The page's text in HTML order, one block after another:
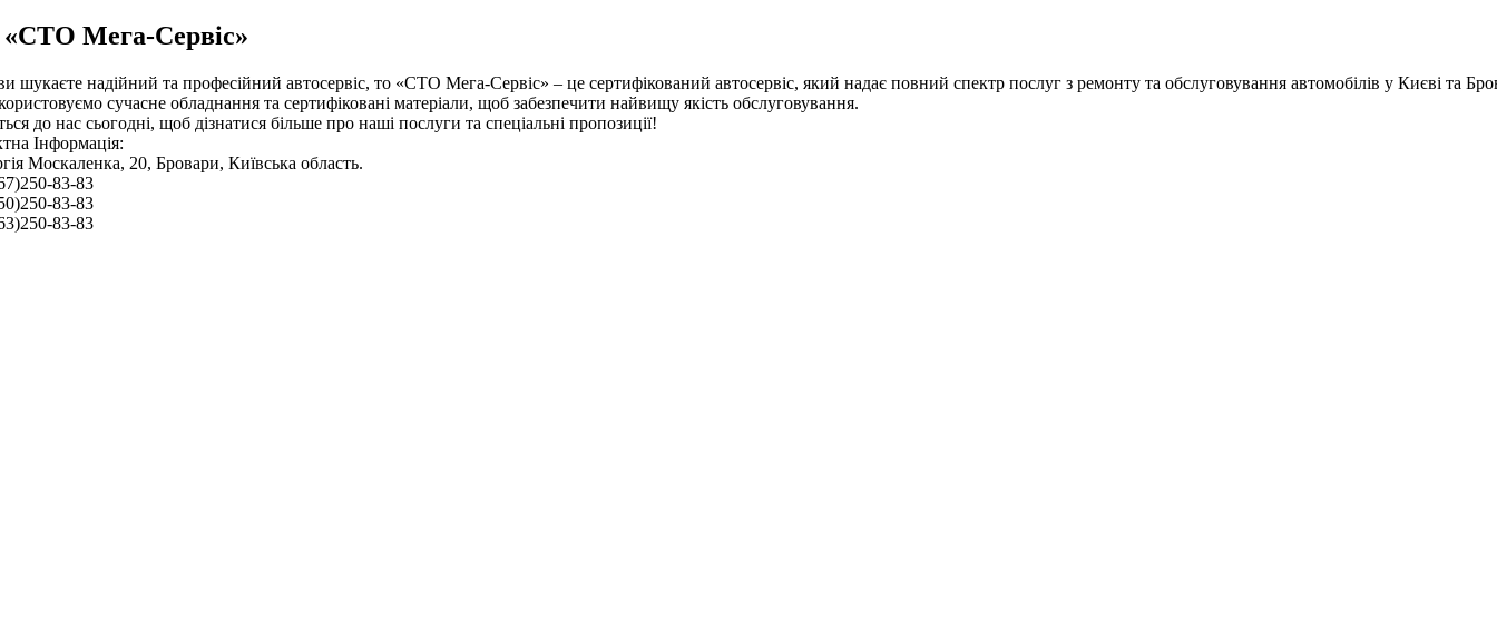
Мега-Сервіс»
шукаєте надійний та професійний автосервіс, то «СТО Мега-Сервіс» – це сертифікований автосервіс, який надає повний спектр послуг з ремонту та обслуговування автомобілів у Києві та
сучасне обладнання та сертифіковані матеріали, щоб забезпечити найвищу якість обслуговування.
до нас сьогодні, щоб дізнатися більше про наші послуги та спеціальні пропозиції!
Інформація:
Москаленка, 20, Бровари, Київська область.
83-83
83-83
83-83